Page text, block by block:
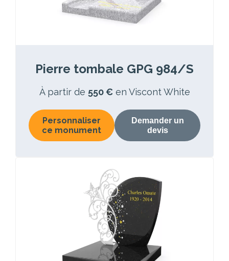
Pierre tombale GPG 984/S
À partir de 550 € en Viscont White
Personnaliser
ce monument
Demander un
devis